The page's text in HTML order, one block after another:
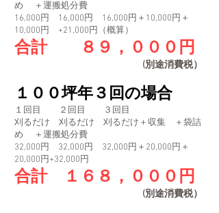
め ＋運搬処分費
16,000円 16,000円 16,000円＋10,000円＋
10,000円 +21,000円（概算）
合計 ８９，０００円
１回目 ２回目 ３回目
刈るだけ 刈るだけ 刈るだけ＋収集 ＋袋詰
め ＋運搬処分費
32,000円 32,000円 32,000円＋20,000円＋
20,000円+32,000円
合計 １６８，０００円
１００坪年３回の場合
(別途消費税）
(別途消費税）